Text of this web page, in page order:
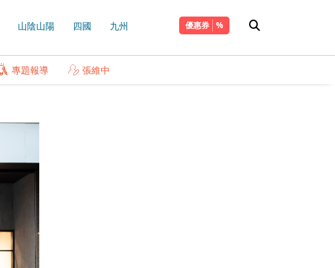
山陰山陽 四國 九州 優惠券
專題報導 張維中